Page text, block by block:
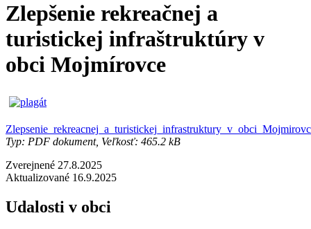
Zlepšenie rekreačnej a
turistickej infraštruktúry v
obci Mojmírovce
Typ: PDF dokument, Veľkosť: 465.2 kB
Zverejnené 27.8.2025
Aktualizované 16.9.2025
Udalosti v obci